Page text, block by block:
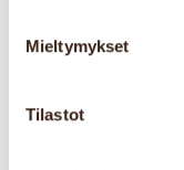
Mieltymykset
Tilastot
sopii hyvin